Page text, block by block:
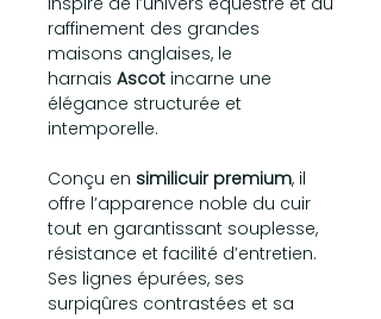
raffinement des grandes
maisons anglaises, le
harnais Ascot incarne une
élégance structurée et
intemporelle.
Conçu en similicuir premium, il
offre l’apparence noble du cuir
tout en garantissant souplesse,
résistance et facilité d’entretien.
Ses lignes épurées, ses
surpiqûres contrastées et sa